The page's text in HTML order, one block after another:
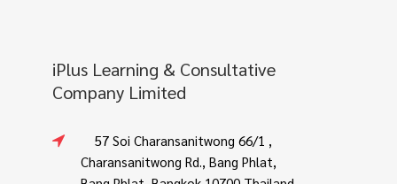
iPlus Learning & Consultative
Company Limited
57 Soi Charansanitwong 66/1 ,
Charansanitwong Rd., Bang Phlat,